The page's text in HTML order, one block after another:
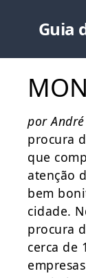
Guia
por
procura
que
atenção
bem
cidade.
procura
cerca de